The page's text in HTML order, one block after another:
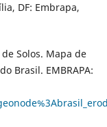
DF: Embrapa,
Solos. Mapa de
Brasil. EMBRAPA: